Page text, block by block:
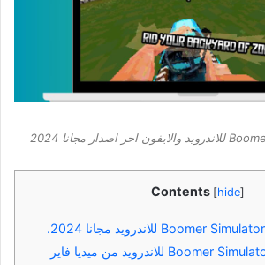
Contents [hide]
تحميل لعبة Boomer Simulator apk للاندرويد من ميديا ​​فاير